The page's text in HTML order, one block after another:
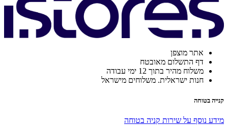
אתר מוצפן
דף התשלום מאובטח
משלוח מהיר בתוך 12 ימי עבודה
חנות ישראלית. משלוחים מישראל
קנייה בטוחה
מידע נוסף על שירות קניה בטוחה